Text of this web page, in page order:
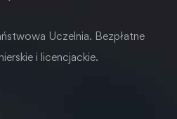
Uczelnia. Bezpłatne
i licencjackie.